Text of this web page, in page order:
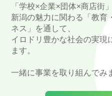
「学校×企業×団体×商店街
新潟の魅力に関わる「教育
ネス」を通して、
イロドリ豊かな社会の実現
ます。
一緒に事業を取り組んでみ